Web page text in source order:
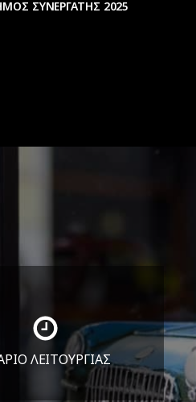
ΣΥΝΕΡΓΑΤΗΣ 2025
ΛΕΙΤΟΥΡΓΙΑΣ